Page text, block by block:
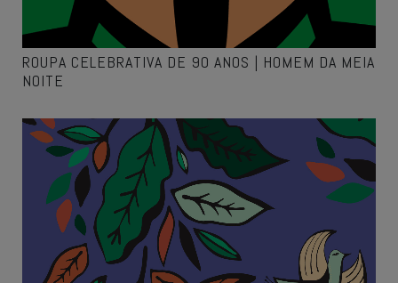
ROUPA CELEBRATIVA DE 90 ANOS | HOMEM DA MEIA
NOITE